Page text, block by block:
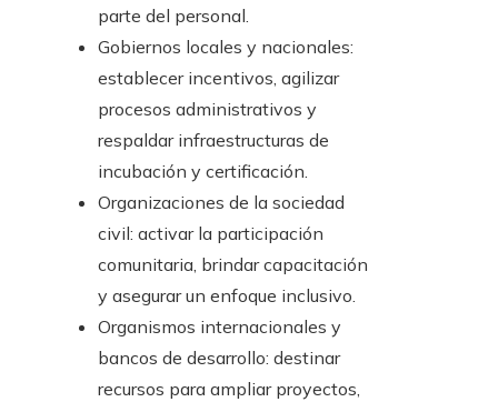
parte del personal.
Gobiernos locales y nacionales:
establecer incentivos, agilizar
procesos administrativos y
respaldar infraestructuras de
incubación y certificación.
Organizaciones de la sociedad
civil: activar la participación
comunitaria, brindar capacitación
y asegurar un enfoque inclusivo.
Organismos internacionales y
bancos de desarrollo: destinar
recursos para ampliar proyectos,